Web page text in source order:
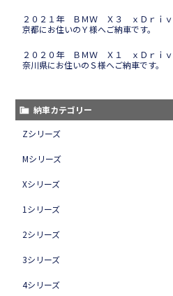
２０２１年 ＢＭＷ Ｘ３ ｘＤｒｉ
京都にお住いのＹ様へご納車です。
２０２０年 ＢＭＷ Ｘ１ ｘＤｒｉ
奈川県にお住いのＳ様へご納車です。
納車カテゴリー
Zシリーズ
Mシリーズ
Xシリーズ
1シリーズ
2シリーズ
3シリーズ
4シリーズ